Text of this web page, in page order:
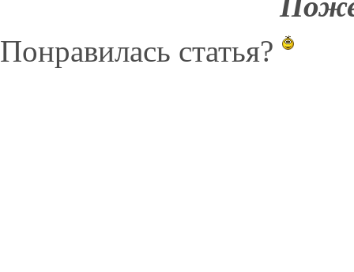
Понравилась статья?